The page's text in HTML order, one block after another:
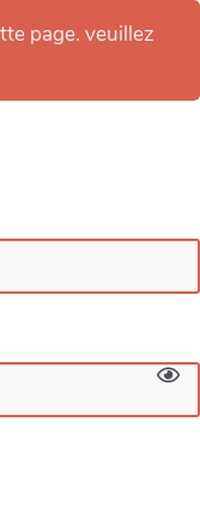
page. veuillez